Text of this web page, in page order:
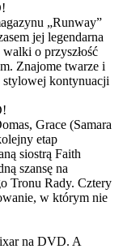
„Runway”
jej legendarna
o przyszłość
Znajome twarze i
stylowej kontynuacji
Grace (Samara
etap
siostrą Faith
szansę na
Tronu Rady. Cztery
w którym nie
na DVD. A